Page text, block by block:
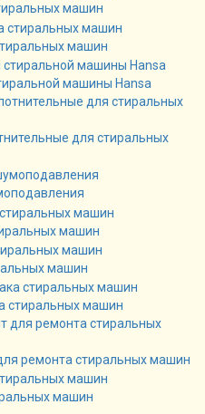
машин
машин
машины Hansa
для стиральных
машин
машин
стиральных машин
ремонта стиральных машин
машин